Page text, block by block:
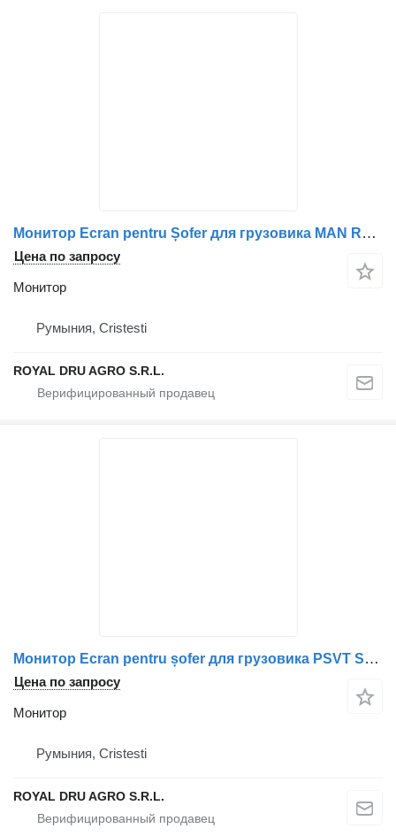
Монитор Ecran pentru Șofer для грузовика MAN Rosho 88282106165 / 8828210-6165 / A0058202189
Цена по запросу
Монитор
Румыния, Cristesti
ROYAL DRU AGRO S.R.L.
Монитор Ecran pentru șofer для грузовика PSVT Scania AE-TM56BC-27/TM56BC-11
Цена по запросу
Монитор
Румыния, Cristesti
ROYAL DRU AGRO S.R.L.